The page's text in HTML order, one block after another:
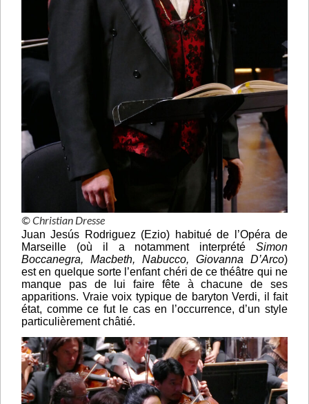
© Christian Dresse
Juan Jesús Rodriguez (Ezio) habitué de l’Opéra de
Marseille (où il a notamment interprété Simon
Boccanegra, Macbeth, Nabucco, Giovanna D’Arco)
est en quelque sorte l’enfant chéri de ce théâtre qui ne
manque pas de lui faire fête à chacune de ses
apparitions. Vraie voix typique de baryton Verdi, il fait
état, comme ce fut le cas en l’occurrence, d’un style
particulièrement châtié.